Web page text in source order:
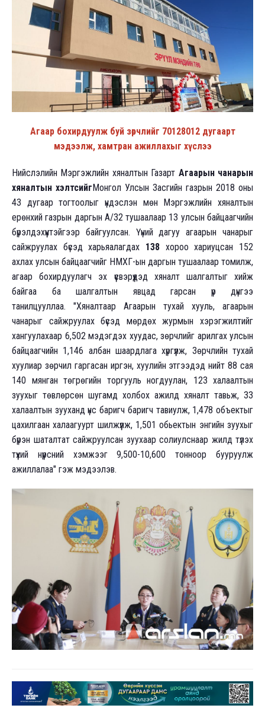
Агаар бохирдуулж буй зөрчлийг 70128012 дугаарт
мэдээлж, хамтран ажиллахыг хүслээ
Нийслэлийн Мэргэжлийн хяналтын Газарт Агаарын чанарын
хяналтын хэлтсийгМонгол Улсын Засгийн газрын 2018 оны
43 дугаар тогтоолыг үндэслэн мөн Мэргэжлийн хяналтын
ерөнхий газрын даргын A/32 тушаалаар 13 улсын байцаагчийн
бүрэлдэхүүнтэйгээр байгуулсан. Үүний дагуу агаарын чанарыг
сайжруулах бүсэд харьяалагдах 138 хороо хариуцсан 152
ахлах улсын байцаагчийг НМХГ-ын даргын тушаалаар томилж,
агаар бохирдуулагч эх үүсвэрүүдэд хяналт шалгалтыг хийж
байгаа ба шалгалтын явцад гарсан үр дүнгээ
танилцууллаа. "Хяналтаар Агаарын тухай хууль, агаарын
чанарыг сайжруулах бүсэд мөрдөх журмын хэрэгжилтийг
хангуулахаар 6,502 мэдэгдэх хуудас, зөрчлийг арилгах улсын
байцаагчийн 1,146 албан шаардлага хүргүүлж, Зөрчлийн тухай
хуулиар зөрчил гаргасан иргэн, хуулийн этгээдэд нийт 88 сая
140 мянган төгрөгийн торгууль ногдуулан, 123 халаалтын
зуухыг төвлөрсөн шугамд холбох ажилд хяналт тавьж, 33
халаалтын зууханд үнс баригч баригч тавиулж, 1,478 объектыг
цахилгаан халаагуурт шилжүүлж, 1,501 обьектын энгийн зуухыг
бүрэн шаталтат сайжруулсан зуухаар солиулснаар жилд түлэх
түүхий нүүрсний хэмжээг 9,500-10,600 тонноор бууруулж
ажиллалаа" гэж мэдээлэв.